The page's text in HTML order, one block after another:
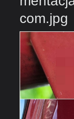
com.jpg